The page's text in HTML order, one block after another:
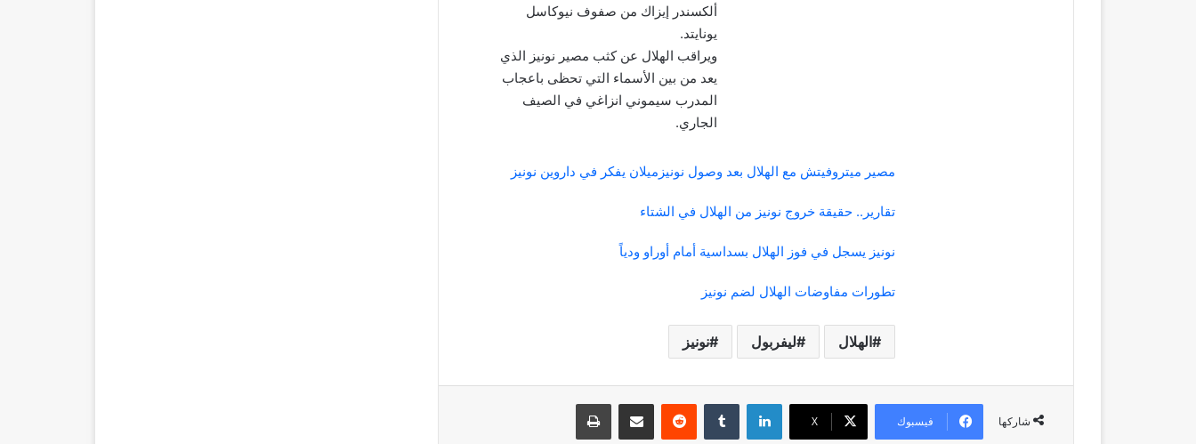
ألكسندر إيزاك من صفوف نيوكاسل
يونايتد.
ويراقب الهلال عن كثب مصير نونيز الذي
يعد من بين الأسماء التي تحظى باعجاب
المدرب سيموني انزاغي في الصيف
الجاري.
مصير ميتروفيتش مع الهلال بعد وصول نونيز ميلان يفكر في داروين نونيز
تقارير.. حقيقة خروج نونيز من الهلال في الشتاء
نونيز يسجل في فوز الهلال بسداسية أمام أوراو ودياً
تطورات مفاوضات الهلال لضم نونيز
الهلال ليفربول نونيز
شاركها فيسبوك ‫X
لينكدإن مشاركة عبر البريد طباعة